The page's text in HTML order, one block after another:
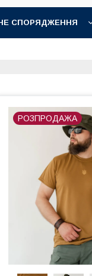
СПОРЯДЖЕННЯ
РОЗПРОДАЖА